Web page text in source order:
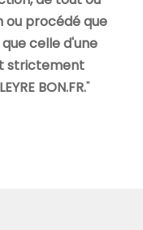
ou procédé que
celle d'une
strictement
BON.FR."